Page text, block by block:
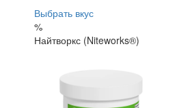
Выбрать вкус
%
Найтворкс (Niteworks®)